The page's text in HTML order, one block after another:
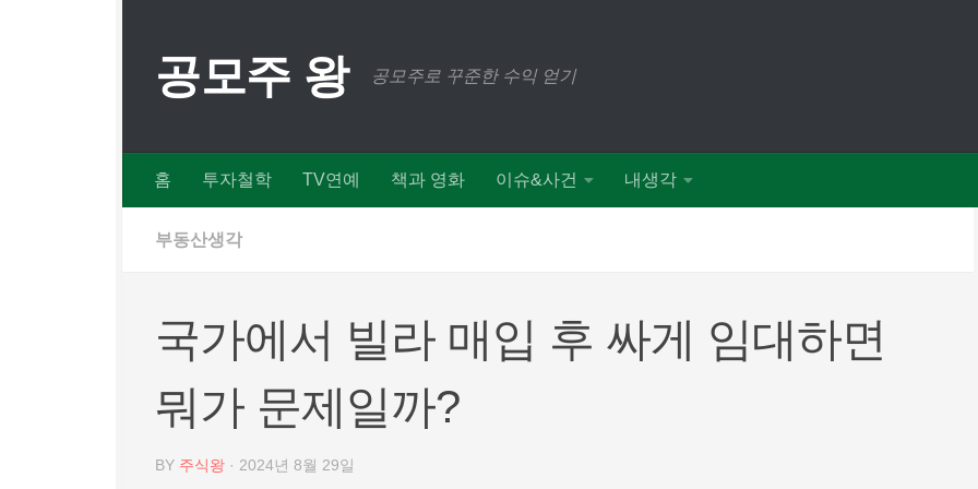
공모주 왕 공모주로 꾸준한 수익 얻기
홈 투자철학 TV연예 책과 영화 이슈&사건 내생각
부동산생각
국가에서 빌라 매입 후 싸게 임대하면
뭐가 문제일까?
BY 주식왕 · 2024년 8월 29일